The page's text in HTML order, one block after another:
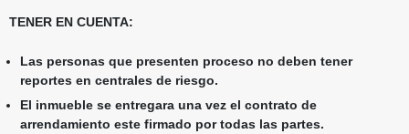
TENER EN CUENTA:
Las personas que presenten proceso no deben tener
reportes en centrales de riesgo.
El inmueble se entregara una vez el contrato de
arrendamiento este firmado por todas las partes.